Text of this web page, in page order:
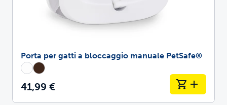
Porta per gatti a bloccaggio manuale PetSafe®
41,99 €